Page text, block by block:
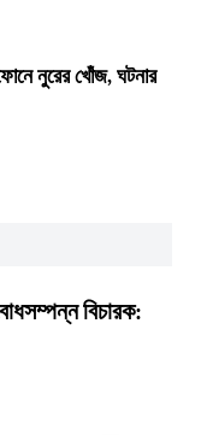
নুরের খোঁজ, ঘটনার
বিচারক: